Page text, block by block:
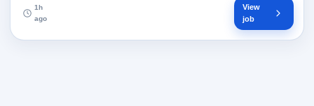
1h
ago
View
job